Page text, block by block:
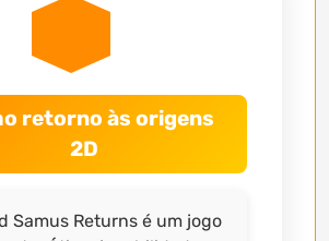
retorno às origens
2D
Samus Returns é um jogo